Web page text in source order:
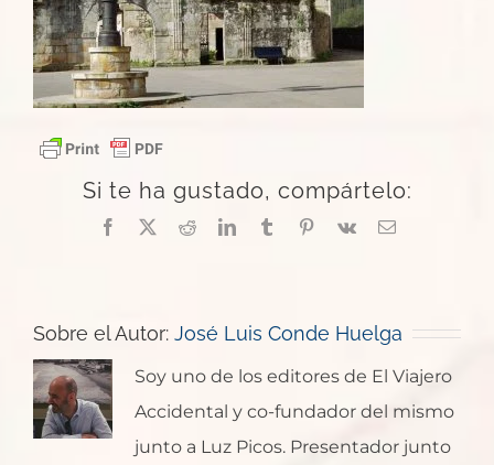
Si te ha gustado, compártelo:
Facebook
X RedditLinkedInTumblrPinterest
Vk
Correo
Sobre el Autor: José Luis Conde Huelga
Soy uno de los editores de El Viajero
Accidental y co-fundador del mismo
junto a Luz Picos. Presentador junto